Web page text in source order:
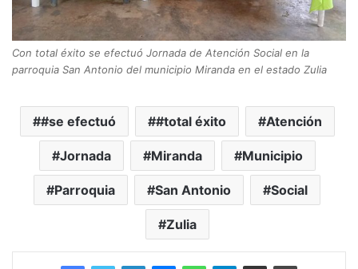
Con total éxito se efectuó Jornada de Atención Social en la
parroquia San Antonio del municipio Miranda en el estado Zulia
#se efectuó #total éxito Atención
Jornada Miranda Municipio
Parroquia San Antonio Social
Zulia